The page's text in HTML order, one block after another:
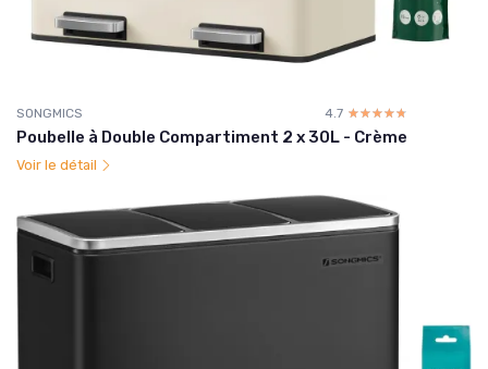
SONGMICS 4.7 ☆☆☆☆☆
★★★★★
Poubelle à Double Compartiment 2 x 30L - Crème
Voir le détail